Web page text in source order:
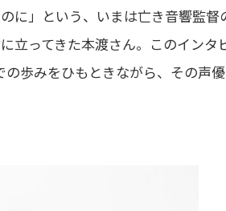
に」という、いまは亡き音響監督
立ってきた本渡さん。このインタ
歩みをひもときながら、その声